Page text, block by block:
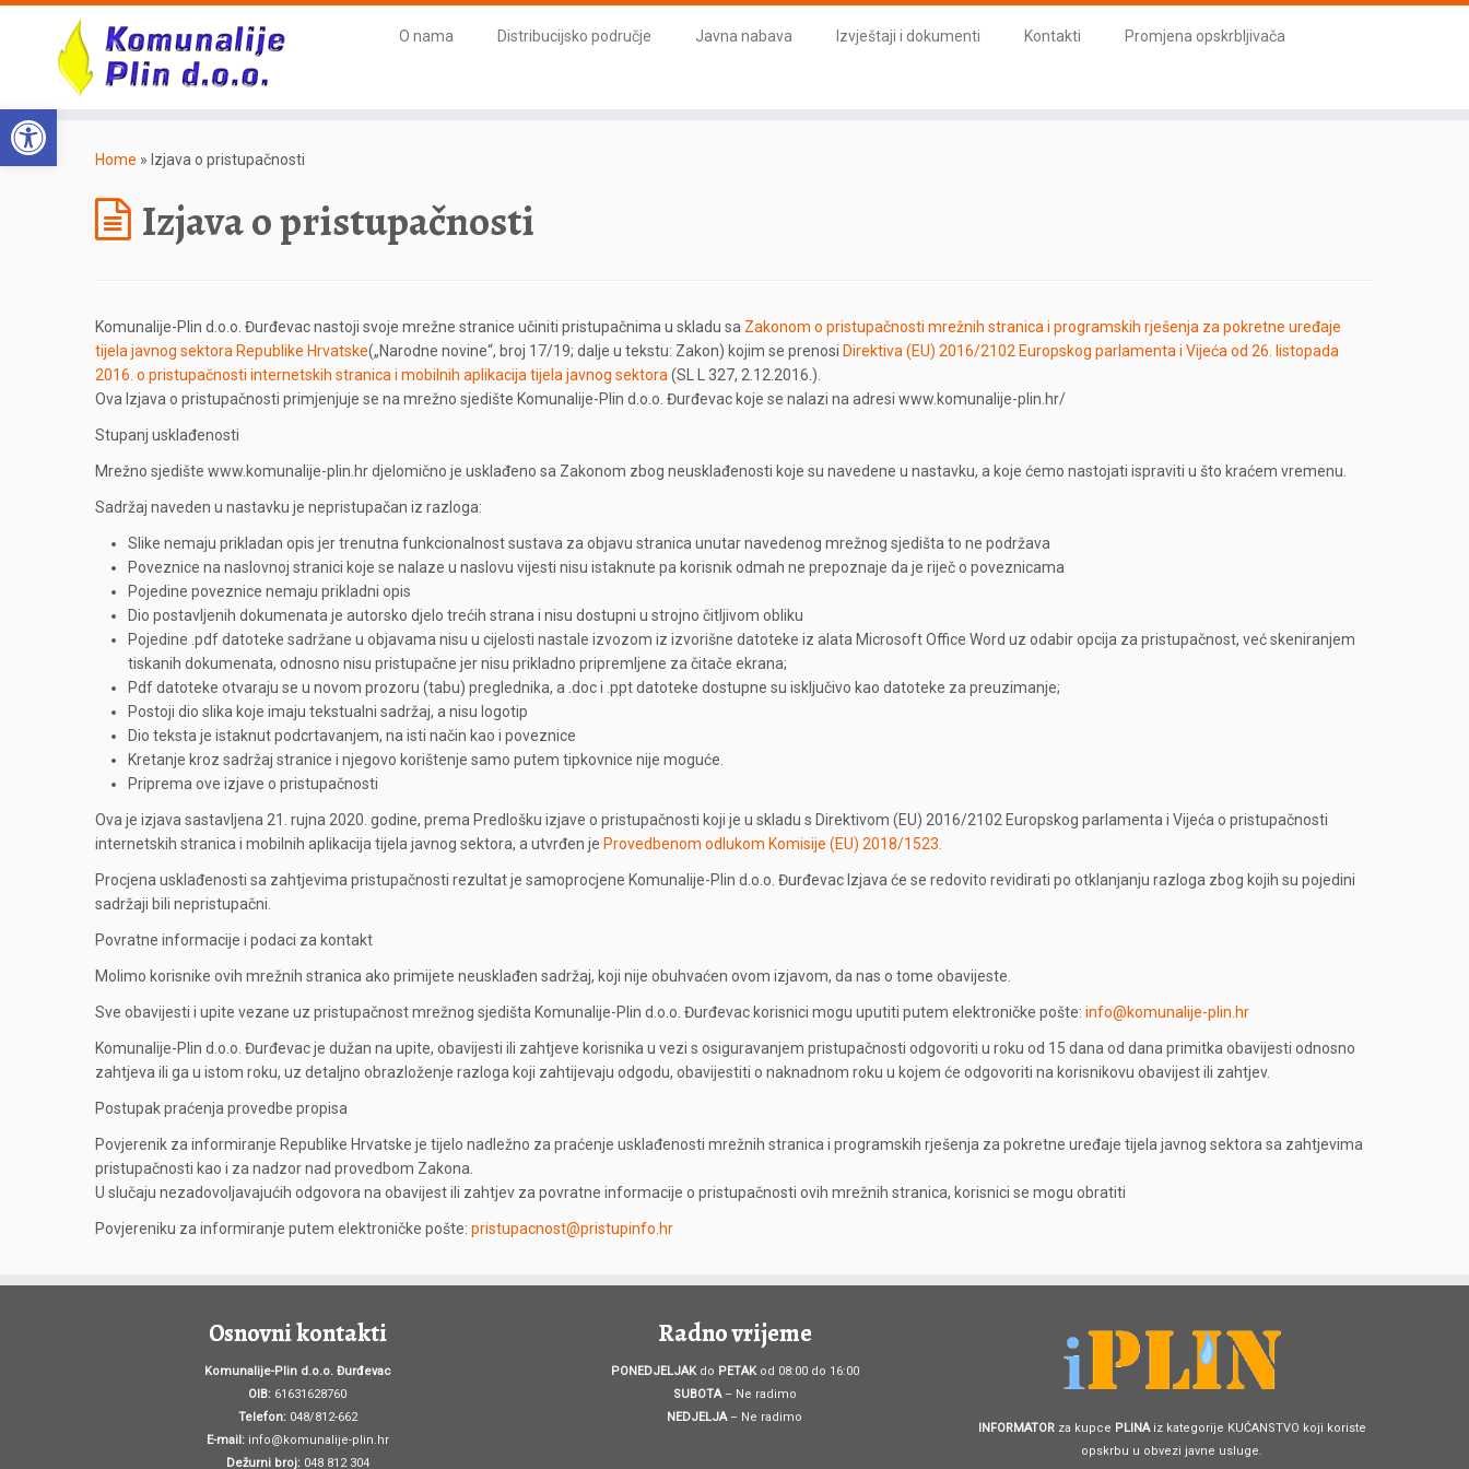
Open toolbar
O nama Distribucijsko područje Javna nabava Izvještaji i dokumenti Kontakti Promjena opskrbljivača
Home » Izjava o pristupačnosti
Izjava o pristupačnosti
Komunalije-Plin d.o.o. Đurđevac nastoji svoje mrežne stranice učiniti pristupačnima u skladu sa Zakonom o pristupačnosti mrežnih stranica i programskih rješenja za pokretne uređaje
tijela javnog sektora Republike Hrvatske(„Narodne novine“, broj 17/19; dalje u tekstu: Zakon) kojim se prenosi Direktiva (EU) 2016/2102 Europskog parlamenta i Vijeća od 26. listopada
2016. o pristupačnosti internetskih stranica i mobilnih aplikacija tijela javnog sektora (SL L 327, 2.12.2016.).
Ova Izjava o pristupačnosti primjenjuje se na mrežno sjedište Komunalije-Plin d.o.o. Đurđevac koje se nalazi na adresi www.komunalije-plin.hr/
Stupanj usklađenosti
Mrežno sjedište www.komunalije-plin.hr djelomično je usklađeno sa Zakonom zbog neusklađenosti koje su navedene u nastavku, a koje ćemo nastojati ispraviti u što kraćem vremenu.
Sadržaj naveden u nastavku je nepristupačan iz razloga:
Slike nemaju prikladan opis jer trenutna funkcionalnost sustava za objavu stranica unutar navedenog mrežnog sjedišta to ne podržava
Poveznice na naslovnoj stranici koje se nalaze u naslovu vijesti nisu istaknute pa korisnik odmah ne prepoznaje da je riječ o poveznicama
Pojedine poveznice nemaju prikladni opis
Dio postavljenih dokumenata je autorsko djelo trećih strana i nisu dostupni u strojno čitljivom obliku
Pojedine .pdf datoteke sadržane u objavama nisu u cijelosti nastale izvozom iz izvorišne datoteke iz alata Microsoft Office Word uz odabir opcija za pristupačnost, već skeniranjem
tiskanih dokumenata, odnosno nisu pristupačne jer nisu prikladno pripremljene za čitače ekrana;
Pdf datoteke otvaraju se u novom prozoru (tabu) preglednika, a .doc i .ppt datoteke dostupne su isključivo kao datoteke za preuzimanje;
Postoji dio slika koje imaju tekstualni sadržaj, a nisu logotip
Dio teksta je istaknut podcrtavanjem, na isti način kao i poveznice
Kretanje kroz sadržaj stranice i njegovo korištenje samo putem tipkovnice nije moguće.
Priprema ove izjave o pristupačnosti
Ova je izjava sastavljena 21. rujna 2020. godine, prema Predlošku izjave o pristupačnosti koji je u skladu s Direktivom (EU) 2016/2102 Europskog parlamenta i Vijeća o pristupačnosti
internetskih stranica i mobilnih aplikacija tijela javnog sektora, a utvrđen je Provedbenom odlukom Komisije (EU) 2018/1523.
Procjena usklađenosti sa zahtjevima pristupačnosti rezultat je samoprocjene Komunalije-Plin d.o.o. Đurđevac Izjava će se redovito revidirati po otklanjanju razloga zbog kojih su pojedini
sadržaji bili nepristupačni.
Povratne informacije i podaci za kontakt
Molimo korisnike ovih mrežnih stranica ako primijete neusklađen sadržaj, koji nije obuhvaćen ovom izjavom, da nas o tome obavijeste.
Sve obavijesti i upite vezane uz pristupačnost mrežnog sjedišta Komunalije-Plin d.o.o. Đurđevac korisnici mogu uputiti putem elektroničke pošte: info@komunalije-plin.hr
Komunalije-Plin d.o.o. Đurđevac je dužan na upite, obavijesti ili zahtjeve korisnika u vezi s osiguravanjem pristupačnosti odgovoriti u roku od 15 dana od dana primitka obavijesti odnosno
zahtjeva ili ga u istom roku, uz detaljno obrazloženje razloga koji zahtijevaju odgodu, obavijestiti o naknadnom roku u kojem će odgovoriti na korisnikovu obavijest ili zahtjev.
Postupak praćenja provedbe propisa
Povjerenik za informiranje Republike Hrvatske je tijelo nadležno za praćenje usklađenosti mrežnih stranica i programskih rješenja za pokretne uređaje tijela javnog sektora sa zahtjevima
pristupačnosti kao i za nadzor nad provedbom Zakona.
U slučaju nezadovoljavajućih odgovora na obavijest ili zahtjev za povratne informacije o pristupačnosti ovih mrežnih stranica, korisnici se mogu obratiti
Povjereniku za informiranje putem elektroničke pošte: pristupacnost@pristupinfo.hr
Osnovni kontakti
Komunalije-Plin d.o.o. Đurđevac
OIB: 61631628760
Telefon:048/812-662
E-mail: info@komunalije-plin.hr
Dežurni broj:048 812 304
Radno vrijeme
PONEDJELJAKdo PETAKod 08:00 do 16:00
SUBOTA– Ne radimo
NEDJELJA– Ne radimo
INFORMATOR za kupce PLINA iz kategorije KUĆANSTVO koji koriste
opskrbu u obvezi javne usluge.